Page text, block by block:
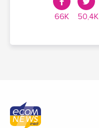
66K 50,4K